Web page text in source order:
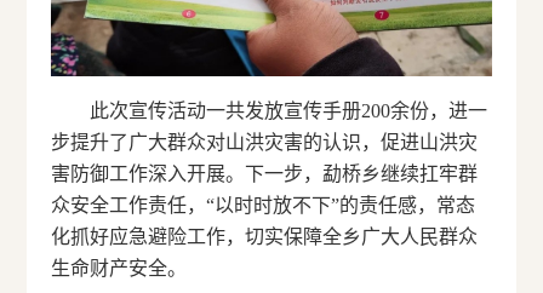
此次宣传活动一共发放宣传手册200余份，进一
步提升了广大群众对山洪灾害的认识，促进山洪灾
害防御工作深入开展。下一步，勐桥乡继续扛牢群
众安全工作责任，“以时时放不下”的责任感，常态
化抓好应急避险工作，切实保障全乡广大人民群众
生命财产安全。